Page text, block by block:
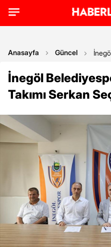
Anasayfa Güncel
İnegöl
Takımı Serkan